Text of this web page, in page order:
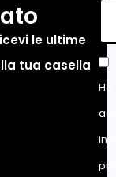
le ultime
tua casella